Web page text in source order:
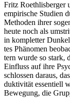
Fritz Roeth­lis­ber­ger
empi­ri­sche Stu­dien
Metho­den ihrer
heute noch als
in kom­plet­ter
tes Phä­no­men
tern wurde so stark,
Ein­fluss auf ihre
schlos­sen daraus,
duk­ti­vi­tät essen­ti­ell
Bewe­gung, die